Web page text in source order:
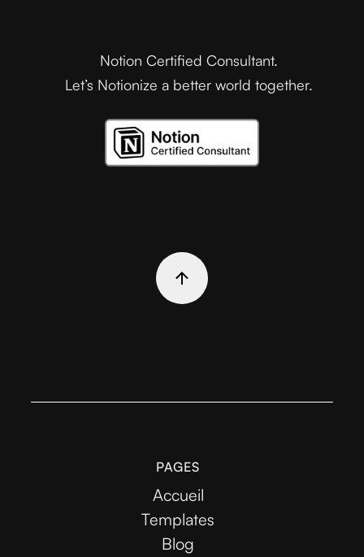
Notion Certified Consultant.
Let’s Notionize a better world together.
PAGES
Accueil
Templates
Blog